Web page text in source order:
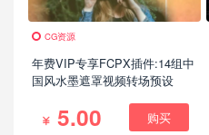
CG资源
年费VIP专享FCPX插件:14组中
国风水墨遮罩视频转场预设
5.00 购买